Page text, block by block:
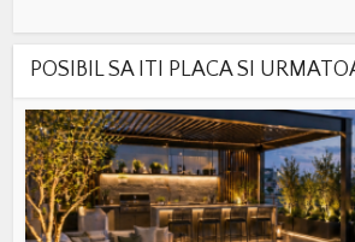
POSIBIL SA ITI PLACA SI